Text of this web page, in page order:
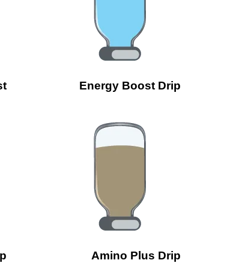
Energy Boost Drip
Amino Plus Drip